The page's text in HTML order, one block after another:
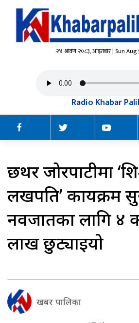
२४ श्रावण २०८३, आइतबार | Sun Aug
Radio Khabar
छथर जोरपाटीमा
लखपति’ कार्यक्रम
नवजातका लागि ४
लाख छुट्याइयो
खबर पालिका